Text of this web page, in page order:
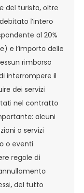
del turista, oltre
l’intero
al 20%
e l’importo delle
rimborso
interrompere il
dei servizi
nel contratto
alcuni
o servizi
o eventi
regole di
del tutto